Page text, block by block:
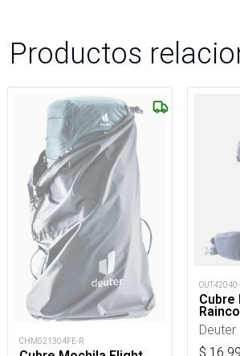
Productos
CHM021304FE-R
Cubre
Deuter
$